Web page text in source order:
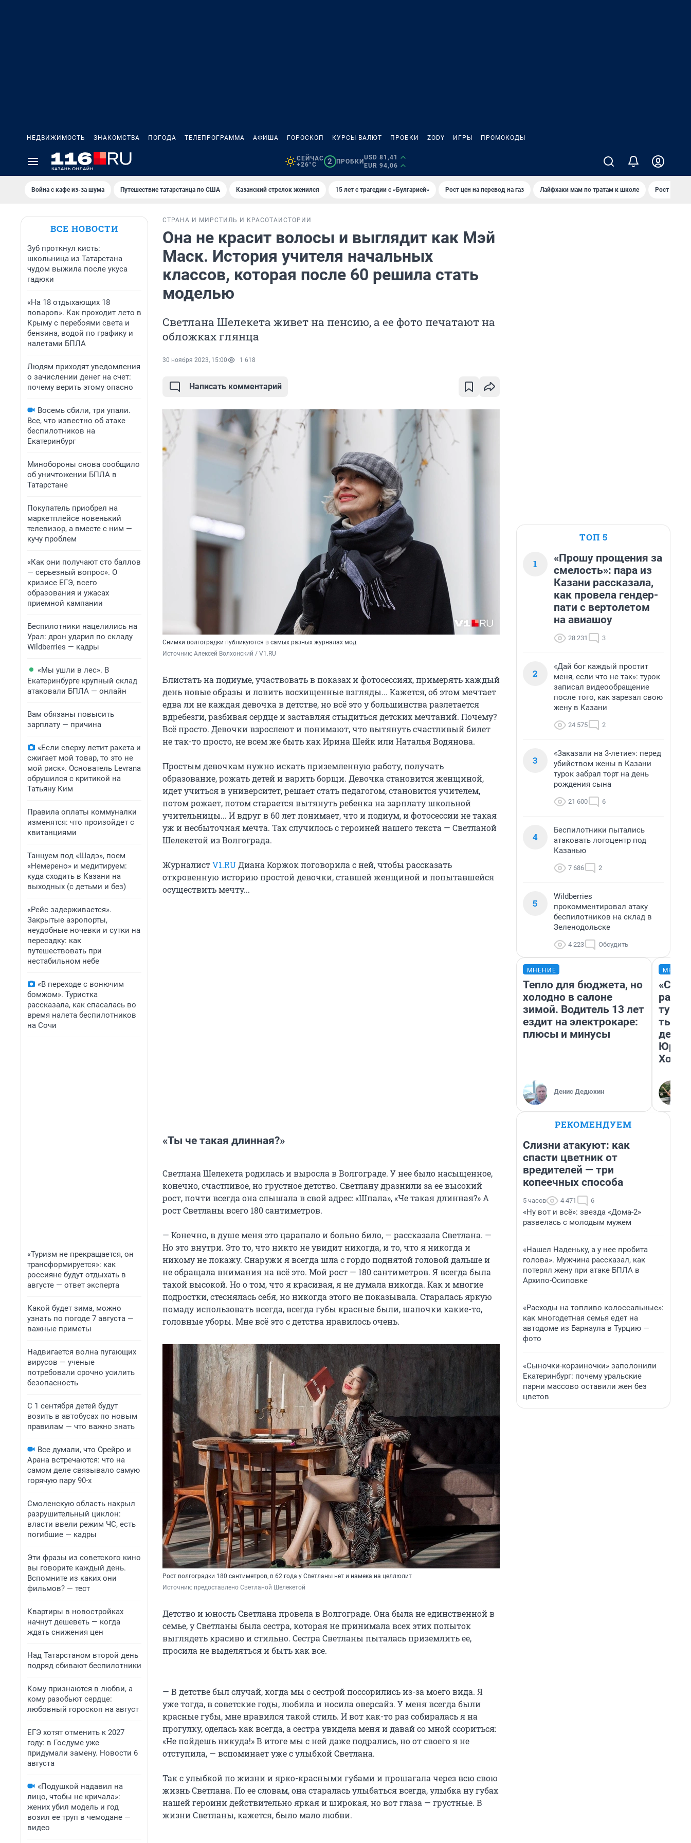
НЕДВИЖИМОСТЬ ЗНАКОМСТВА ПОГОДА ТЕЛЕПРОГРАММА АФИША ГОРОСКОП КУРСЫ ВАЛЮТ ПРОБКИ ZODY ИГРЫ ПРОМОКОДЫ
СЕЙЧАС
+26°C
2 ПРОБКИ
USD 81,41
EUR 94,06
Война с кафе из-за шума Путешествие татарстанца по США Казанский стрелок женился 15 лет с трагедии с «Булгарией» Рост цен на перевод на газ Лайфхаки мам по тратам к школе Рост цен на
ВСЕ НОВОСТИ
Зуб проткнул кисть:
школьница из Татарстана
чудом выжила после укуса
гадюки
«На 18 отдыхающих 18
поваров». Как проходит лето в
Крыму с перебоями света и
бензина, водой по графику и
налетами БПЛА
Людям приходят уведомления
о зачислении денег на счет:
почему верить этому опасно
Восемь сбили, три упали.
Все, что известно об атаке
беспилотников на
Екатеринбург
Минобороны снова сообщило
об уничтожении БПЛА в
Татарстане
Покупатель приобрел на
маркетплейсе новенький
телевизор, а вместе с ним —
кучу проблем
«Как они получают сто баллов
— серьезный вопрос». О
кризисе ЕГЭ, всего
образования и ужасах
приемной кампании
Беспилотники нацелились на
Урал: дрон ударил по складу
Wildberries — кадры
«Мы ушли в лес». В
Екатеринбурге крупный склад
атаковали БПЛА — онлайн
Вам обязаны повысить
зарплату — причина
«Если сверху летит ракета и
сжигает мой товар, то это не
мой риск». Основатель Levrana
обрушился с критикой на
Татьяну Ким
Правила оплаты коммуналки
изменятся: что произойдет с
квитанциями
Танцуем под «Шадэ», поем
«Немерено» и медитируем:
куда сходить в Казани на
выходных (с детьми и без)
«Рейс задерживается».
Закрытые аэропорты,
неудобные ночевки и сутки на
пересадку: как
путешествовать при
нестабильном небе
«В переходе с вонючим
бомжом». Туристка
рассказала, как спасалась во
время налета беспилотников
на Сочи
«Туризм не прекращается, он
трансформируется»: как
россияне будут отдыхать в
августе — ответ эксперта
Какой будет зима, можно
узнать по погоде 7 августа —
важные приметы
Надвигается волна пугающих
вирусов — ученые
потребовали срочно усилить
безопасность
С 1 сентября детей будут
возить в автобусах по новым
правилам — что важно знать
Все думали, что Орейро и
Арана встречаются: что на
самом деле связывало самую
горячую пару 90-х
Смоленскую область накрыл
разрушительный циклон:
власти ввели режим ЧС, есть
погибшие — кадры
Эти фразы из советского кино
вы говорите каждый день.
Вспомните из каких они
фильмов? — тест
Квартиры в новостройках
начнут дешеветь — когда
ждать снижения цен
Над Татарстаном второй день
подряд сбивают беспилотники
Кому признаются в любви, а
кому разобьют сердце:
любовный гороскоп на август
ЕГЭ хотят отменить к 2027
году: в Госдуме уже
придумали замену. Новости 6
августа
«Подушкой надавил на
лицо, чтобы не кричала»:
жених убил модель и год
возил ее труп в чемодане —
видео
СТРАНА И МИРСТИЛЬ И КРАСОТА ИСТОРИИ
Она не красит волосы и выглядит как Мэй
Маск. История учителя начальных
классов, которая после 60 решила стать
моделью
Светлана Шелекета живет на пенсию, а ее фото печатают на
обложках глянца
30 ноября 2023, 15:00 1 618
Написать комментарий
Снимки волгоградки публикуются в самых разных журналах мод
Источник: Алексей Волхонский / V1.RU
Блистать на подиуме, участвовать в показах и фотосессиях, примерять каждый
день новые образы и ловить восхищенные взгляды... Кажется, об этом мечтает
едва ли не каждая девочка в детстве, но всё это у большинства разлетается
вдребезги, разбивая сердце и заставляя стыдиться детских мечтаний. Почему?
Всё просто. Девочки взрослеют и понимают, что вытянуть счастливый билет
не так-то просто, не всем же быть как Ирина Шейк или Наталья Водянова.
Простым девочкам нужно искать приземленную работу, получать
образование, рожать детей и варить борщи. Девочка становится женщиной,
идет учиться в университет, решает стать педагогом, становится учителем,
потом рожает, потом старается вытянуть ребенка на зарплату школьной
учительницы... И вдруг в 60 лет понимает, что и подиум, и фотосессии не такая
уж и несбыточная мечта. Так случилось с героиней нашего текста — Светланой
Шелекетой из Волгограда.
ЖурналистV1.RUДиана Коржок поговорила с ней, чтобы рассказать
откровенную историю простой девочки, ставшей женщиной и попытавшейся
осуществить мечту...
«Ты че такая длинная?»
Светлана Шелекета родилась и выросла в Волгограде. У нее было насыщенное,
конечно, счастливое, но грустное детство. Светлану дразнили за ее высокий
рост, почти всегда она слышала в свой адрес: «Шпала», «Че такая длинная?» А
рост Светланы всего 180 сантиметров.
— Конечно, в душе меня это царапало и больно било, — рассказала Светлана. —
Но это внутри. Это то, что никто не увидит никогда, и то, что я никогда и
никому не покажу. Снаружи я всегда шла с гордо поднятой головой дальше и
не обращала внимания на всё это. Мой рост — 180 сантиметров. Я всегда была
такой высокой. Но о том, что я красивая, я не думала никогда. Как и многие
подростки, стеснялась себя, но никогда этого не показывала. Старалась яркую
помаду использовать всегда, всегда губы красные были, шапочки какие-то,
головные уборы. Мне всё это с детства нравилось очень.
Рост волгоградки 180 сантиметров, в 62 года у Светланы нет и намека на целлюлит
Источник: предоставлено Светланой Шелекетой
Детство и юность Светлана провела в Волгограде. Она была не единственной в
семье, у Светланы была сестра, которая не принимала всех этих попыток
выглядеть красиво и стильно. Сестра Светланы пыталась приземлить ее,
просила не выделяться и быть как все.
— В детстве был случай, когда мы с сестрой поссорились из-за моего вида. Я
уже тогда, в советские годы, любила и носила оверсайз. У меня всегда были
красные губы, мне нравился такой стиль. И вот как-то раз собиралась я на
прогулку, оделась как всегда, а сестра увидела меня и давай со мной ссориться:
«Не пойдешь никуда!» В итоге мы с ней даже подрались, но от своего я не
отступила, — вспоминает уже с улыбкой Светлана.
Так с улыбкой по жизни и ярко-красными губами и прошагала через всю свою
жизнь Светлана. По ее словам, она старалась улыбаться всегда, улыбка ну губах
нашей героини действительно яркая и широкая, но вот глаза — грустные. В
жизни Светланы, кажется, было мало любви.
ТОП 5
1
«Прошу прощения за
смелость»: пара из
Казани рассказала,
как провела гендер-
пати с вертолетом
на авиашоу
28 231 3
2
«Дай бог каждый простит
меня, если что не так»: турок
записал видеообращение
после того, как зарезал свою
жену в Казани
24 575 2
3
«Заказали на 3-летие»: перед
убийством жены в Казани
турок забрал торт на день
рождения сына
21 600 6
4
Беспилотники пытались
атаковать логоцентр под
Казанью
7 686 2
5
Wildberries
прокомментировал атаку
беспилотников на склад в
Зеленодольске
4 223 Обсудить
МНЕНИЕ
Тепло для бюджета, но
холодно в салоне
зимой. Водитель 13 лет
ездит на электрокаре:
плюсы и минусы
Денис Дедюхин
день
РЕКОМЕНДУЕМ
Слизни атакуют: как
спасти цветник от
вредителей — три
копеечных способа
5 часов 4 471 6
«Ну вот и всё»: звезда «Дома-2»
развелась с молодым мужем
«Нашел Наденьку, а у нее пробита
голова». Мужчина рассказал, как
потерял жену при атаке БПЛА в
Архипо-Осиповке
«Расходы на топливо колоссальные»:
как многодетная семья едет на
автодоме из Барнаула в Турцию —
фото
«Сыночки-корзиночки» заполонили
Екатеринбург: почему уральские
парни массово оставили жен без
цветов